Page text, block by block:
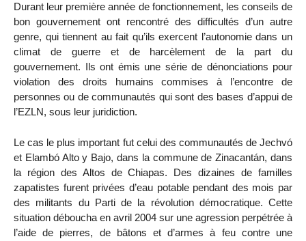
Durant leur première année de fonctionnement, les conseils de
bon gouvernement ont rencontré des difficultés d’un autre
genre, qui tiennent au fait qu’ils exercent l’autonomie dans un
climat de guerre et de harcèlement de la part du
gouvernement. Ils ont émis une série de dénonciations pour
violation des droits humains commises à l’encontre de
personnes ou de communautés qui sont des bases d’appui de
l’EZLN, sous leur juridiction.
Le cas le plus important fut celui des communautés de Jechvó
et Elambó Alto y Bajo, dans la commune de Zinacantán, dans
la région des Altos de Chiapas. Des dizaines de familles
zapatistes furent privées d’eau potable pendant des mois par
des militants du Parti de la révolution démocratique. Cette
situation déboucha en avril 2004 sur une agression perpétrée à
l’aide de pierres, de bâtons et d’armes à feu contre une